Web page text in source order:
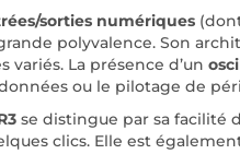
sorties numériques
polyvalence. Son
variés. La présence d’un
ou le pilotage de
se distingue par sa facilité
clics. Elle est